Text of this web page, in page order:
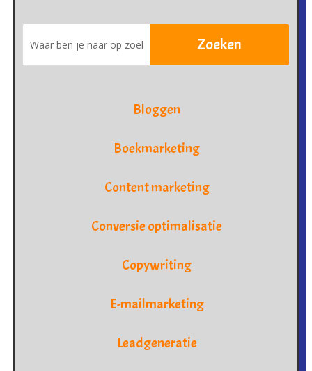
Bloggen
Boekmarketing
Content marketing
Conversie optimalisatie
Copywriting
E-mailmarketing
Leadgeneratie